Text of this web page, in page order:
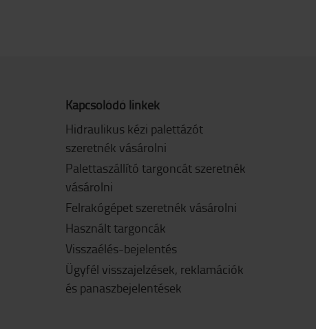
Kapcsolódó linkek
Hidraulikus kézi palettázót
szeretnék vásárolni
Palettaszállító targoncát szeretnék
vásárolni
Felrakógépet szeretnék vásárolni
Használt targoncák
Visszaélés-bejelentés
Ügyfél visszajelzések, reklamációk
és panaszbejelentések